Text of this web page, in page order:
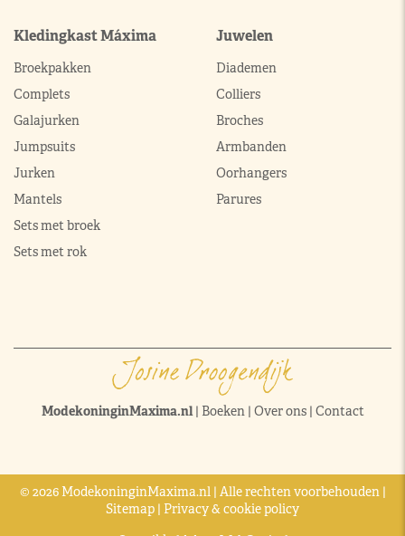
Kledingkast Máxima
Broekpakken
Complets
Galajurken
Jumpsuits
Jurken
Mantels
Sets met broek
Sets met rok
Juwelen
Diademen
Colliers
Broches
Armbanden
Oorhangers
Parures
ModekoninginMaxima.nl| Boeken| Over ons| Contact
© 2026 ModekoninginMaxima.nl | Alle rechten voorbehouden |
Sitemap | Privacy & cookie policy